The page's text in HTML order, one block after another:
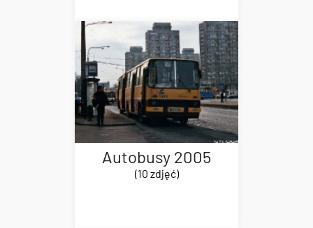
Autobusy 2005
(10 zdjęć)